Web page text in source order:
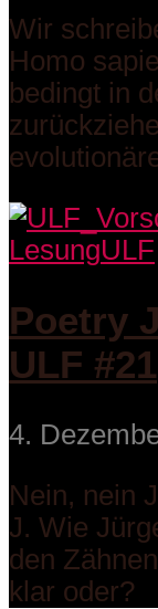
Wir
Homo
bedingt in
LesungULF
Poetry
ULF #21
4.
Nein, nein
J. Wie
den
klar oder?